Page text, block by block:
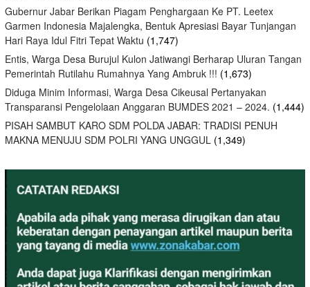
Gubernur Jabar Berikan Piagam Penghargaan Ke PT. Leetex
Garmen Indonesia Majalengka, Bentuk Apresiasi Bayar Tunjangan
Hari Raya Idul Fitri Tepat Waktu (1,747)
Entis, Warga Desa Burujul Kulon Jatiwangi Berharap Uluran Tangan
Pemerintah Rutilahu Rumahnya Yang Ambruk !!! (1,673)
Diduga Minim Informasi, Warga Desa Cikeusal Pertanyakan
Transparansi Pengelolaan Anggaran BUMDES 2021 – 2024. (1,444)
PISAH SAMBUT KARO SDM POLDA JABAR: TRADISI PENUH
MAKNA MENUJU SDM POLRI YANG UNGGUL (1,349)